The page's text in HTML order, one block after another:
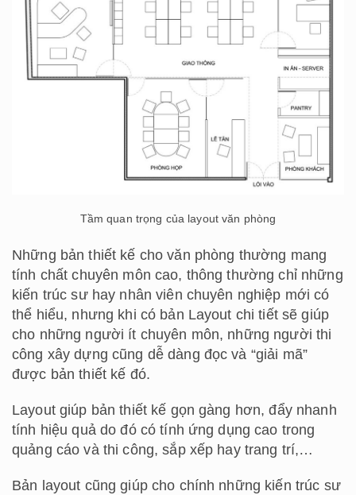
Tầm quan trọng của layout văn phòng
Những bản thiết kế cho văn phòng thường mang
tính chất chuyên môn cao, thông thường chỉ những
kiến trúc sư hay nhân viên chuyên nghiệp mới có
thể hiểu, nhưng khi có bản Layout chi tiết sẽ giúp
cho những người ít chuyên môn, những người thi
công xây dựng cũng dễ dàng đọc và “giải mã”
được bản thiết kế đó.
Layout giúp bản thiết kế gọn gàng hơn, đẩy nhanh
tính hiệu quả do đó có tính ứng dụng cao trong
quảng cáo và thi công, sắp xếp hay trang trí,…
Bản layout cũng giúp cho chính những kiến trúc sư